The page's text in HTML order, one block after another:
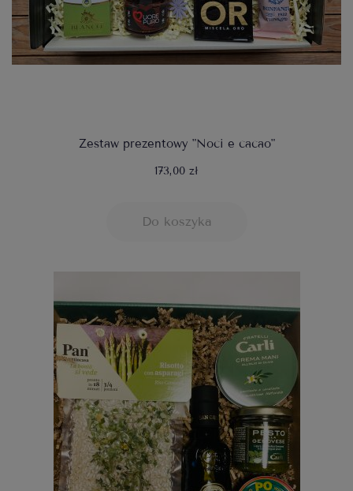
Zestaw prezentowy "Noci e cacao"
173,00 zł
Do koszyka